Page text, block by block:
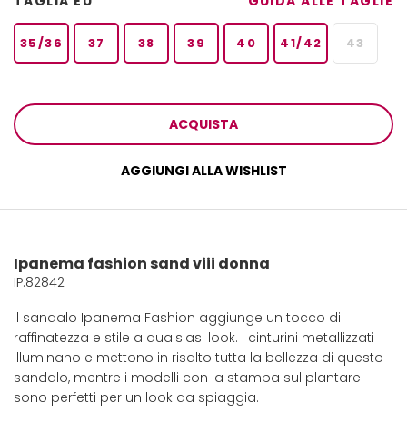
35/36 37 38 39 40 41/42 43
ACQUISTA
AGGIUNGI ALLA WISHLIST
Ipanema fashion sand viii donna
IP.82842
Il sandalo Ipanema Fashion aggiunge un tocco di
raffinatezza e stile a qualsiasi look. I cinturini metallizzati
illuminano e mettono in risalto tutta la bellezza di questo
sandalo, mentre i modelli con la stampa sul plantare
sono perfetti per un look da spiaggia.